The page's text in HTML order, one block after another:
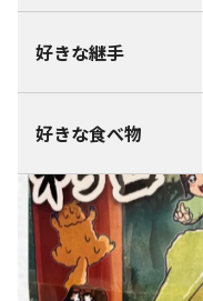
好きな継手
好きな食べ物